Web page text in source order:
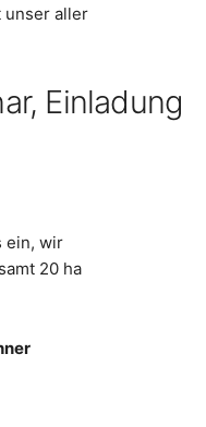
unser aller
Einladung
ein, wir
20 ha